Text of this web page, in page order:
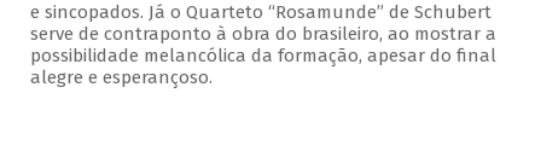
e sincopados. Já o Quarteto “Rosamunde” de Schubert
serve de contraponto à obra do brasileiro, ao mostrar a
possibilidade melancólica da formação, apesar do final
alegre e esperançoso.